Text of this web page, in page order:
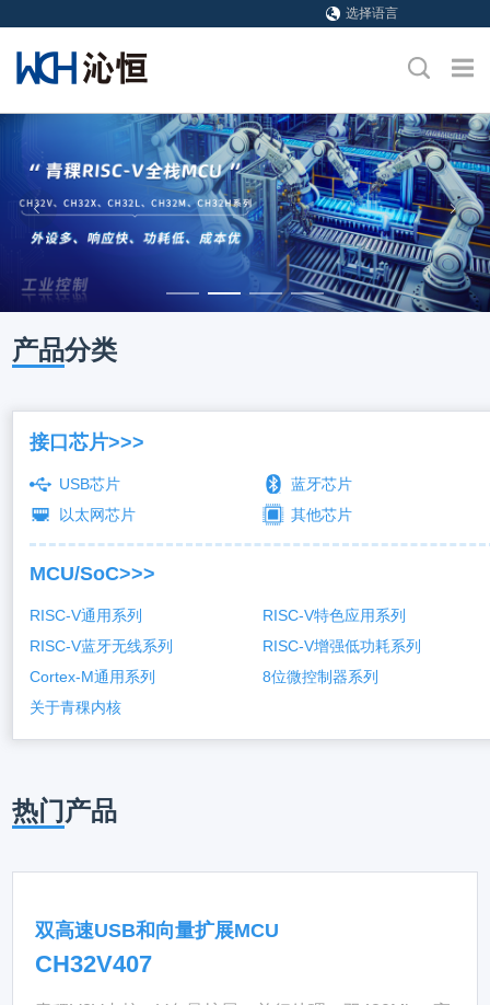
选择语言
产品分类
接口芯片>>>
USB芯片
蓝牙芯片
以太网芯片
其他芯片
MCU/SoC>>>
RISC-V通用系列
RISC-V特色应用系列
RISC-V蓝牙无线系列
RISC-V增强低功耗系列
Cortex-M通用系列
8位微控制器系列
关于青稞内核
热门产品
双高速USB和向量扩展MCU
CH32V407